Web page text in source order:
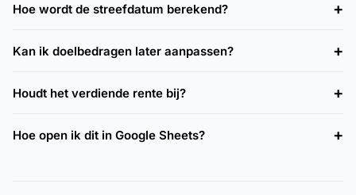
Hoe wordt de streefdatum berekend?
Kan ik doelbedragen later aanpassen?
Houdt het verdiende rente bij?
Hoe open ik dit in Google Sheets?